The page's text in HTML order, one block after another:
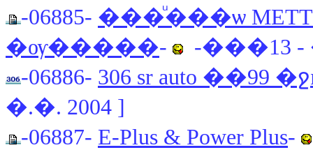
-06885- ���ͧ���ѡ
�ѹ�����-
-���13 -
-06886- 306 sr auto
�.�. 2004 ]
-06887- E-Plus & Power Plus-